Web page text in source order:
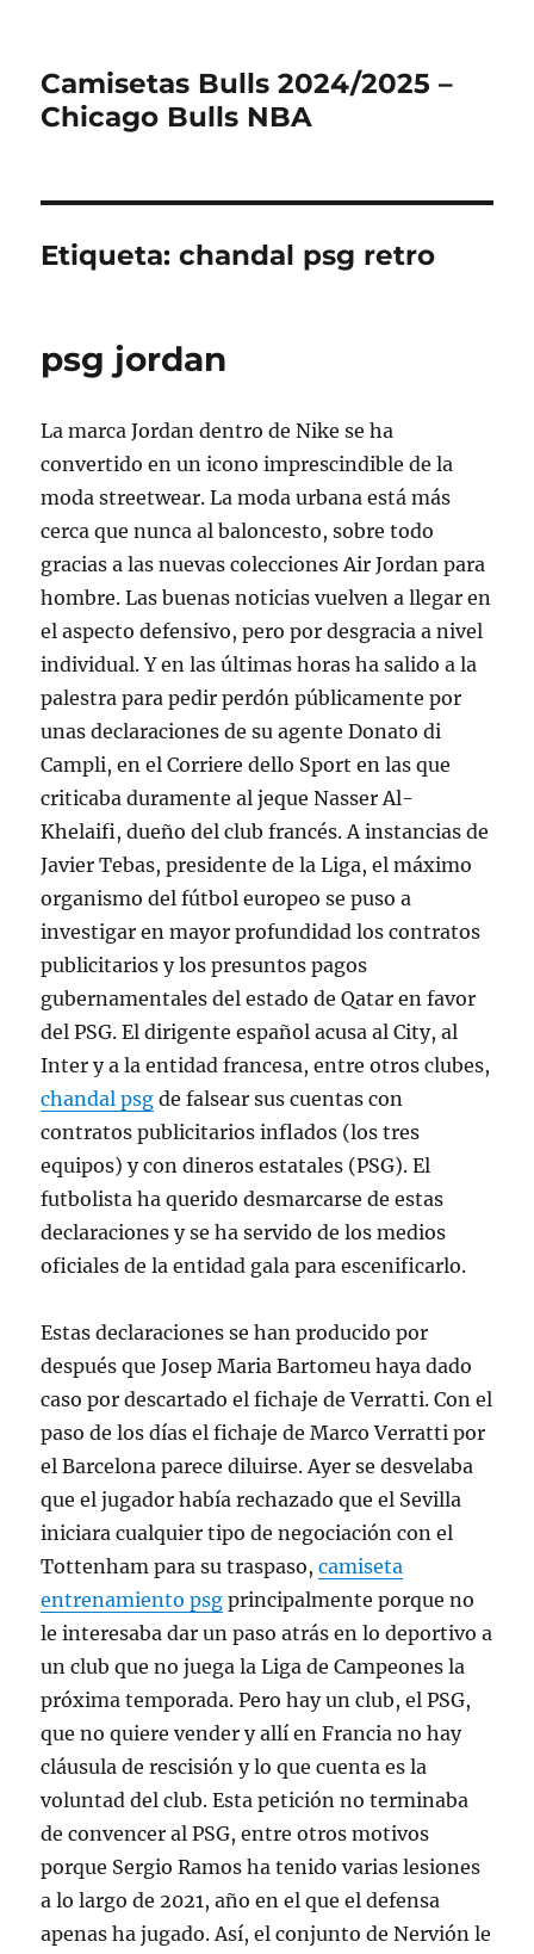
Camisetas Bulls 2024/2025 –
Chicago Bulls NBA
Etiqueta:chandal psg retro
psg jordan
La marca Jordan dentro de Nike se ha
convertido en un icono imprescindible de la
moda streetwear. La moda urbana está más
cerca que nunca al baloncesto, sobre todo
gracias a las nuevas colecciones Air Jordan para
hombre. Las buenas noticias vuelven a llegar en
el aspecto defensivo, pero por desgracia a nivel
individual. Y en las últimas horas ha salido a la
palestra para pedir perdón públicamente por
unas declaraciones de su agente Donato di
Campli, en el Corriere dello Sport en las que
criticaba duramente al jeque Nasser Al-
Khelaifi, dueño del club francés. A instancias de
Javier Tebas, presidente de la Liga, el máximo
organismo del fútbol europeo se puso a
investigar en mayor profundidad los contratos
publicitarios y los presuntos pagos
gubernamentales del estado de Qatar en favor
del PSG. El dirigente español acusa al City, al
Inter y a la entidad francesa, entre otros clubes,
chandal psg de falsear sus cuentas con
contratos publicitarios inflados (los tres
equipos) y con dineros estatales (PSG). El
futbolista ha querido desmarcarse de estas
declaraciones y se ha servido de los medios
oficiales de la entidad gala para escenificarlo.
Estas declaraciones se han producido por
después que Josep Maria Bartomeu haya dado
caso por descartado el fichaje de Verratti. Con el
paso de los días el fichaje de Marco Verratti por
el Barcelona parece diluirse. Ayer se desvelaba
que el jugador había rechazado que el Sevilla
iniciara cualquier tipo de negociación con el
Tottenham para su traspaso,camiseta
entrenamiento psg principalmente porque no
le interesaba dar un paso atrás en lo deportivo a
un club que no juega la Liga de Campeones la
próxima temporada. Pero hay un club, el PSG,
que no quiere vender y allí en Francia no hay
cláusula de rescisión y lo que cuenta es la
voluntad del club. Esta petición no terminaba
de convencer al PSG, entre otros motivos
porque Sergio Ramos ha tenido varias lesiones
a lo largo de 2021, año en el que el defensa
apenas ha jugado. Así, el conjunto de Nervión le